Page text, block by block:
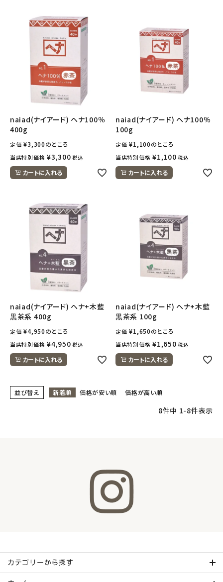
アルマウィン
アルモニベルツ
コラム・スタッフのおすすめ
ご利用ガイド等
アカウント情報
ようこそ ゲスト 様
meeting_room ログイン person 会員登録
naiad(ナイアード) ヘナ100％
400g
定価 ¥3,300のところ
当店特別価格 ¥3,300 税込
カートに入れる
naiad(ナイアード) ヘナ100％
100g
定価 ¥1,100のところ
当店特別価格 ¥1,100 税込
カートに入れる
naiad(ナイアード) ヘナ+木藍
黒茶系 400g
定価 ¥4,950のところ
当店特別価格 ¥4,950 税込
カートに入れる
naiad(ナイアード) ヘナ+木藍
黒茶系 100g
定価 ¥1,650のところ
当店特別価格 ¥1,650 税込
カートに入れる
並び替え 新着順 価格が安い順 価格が高い順
8件中 1-8件表示
カテゴリーから探す